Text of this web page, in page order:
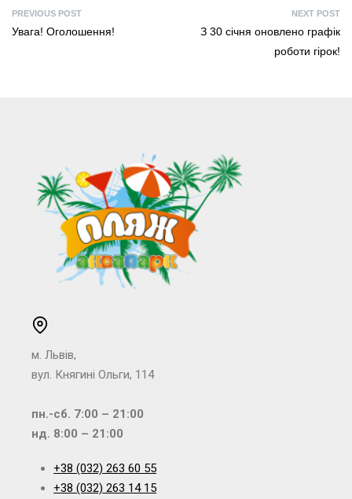
PREVIOUS POST
Увага! Оголошення!
NEXT POST
З 30 січня оновлено графік
роботи гірок!
м. Львів,
вул. Княгині Ольги, 114
пн.-сб. 7:00 – 21:00
нд. 8:00 – 21:00
+38 (032) 263 60 55
+38 (032) 263 14 15